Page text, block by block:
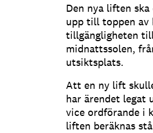
Den nya liften
upp till toppen av
tillgängligheten
midnattssolen,
utsiktsplats.
Att en ny lift
har ärendet legat
vice ordförande i
liften beräknas